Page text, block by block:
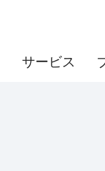
サービス